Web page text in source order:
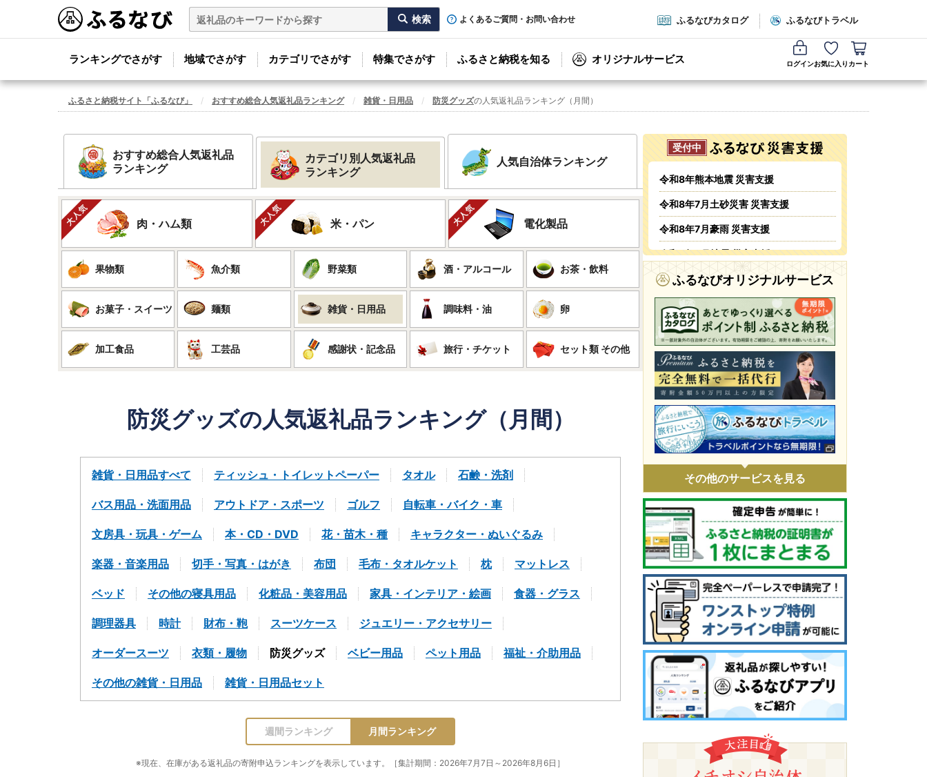
よくあるご質問・お問い合わせ ふるなびカタログ ふるなびトラベル
ランキングでさがす 地域でさがす カテゴリでさがす 特集でさがす ふるさと納税を知る オリジナルサービス ログインお気に入り カート
ふるさと納税サイト「ふるなび」 おすすめ総合人気返礼品ランキング 雑貨・日用品 防災グッズの人気返礼品ランキング（月間）
おすすめ総合人気返礼品
ランキング
カテゴリ別人気返礼品
ランキング
人気自治体ランキング
肉・ハム類 米・パン 電化製品
果物類 魚介類 野菜類 酒・アルコール お茶・飲料
お菓子・スイーツ 麺類 雑貨・日用品 調味料・油 卵
加工食品 工芸品 感謝状・記念品 旅行・チケット セット類 その他
防災グッズの人気返礼品ランキング（月間）
雑貨・日用品すべて ティッシュ・トイレットペーパー タオル 石鹸・洗剤
バス用品・洗面用品 アウトドア・スポーツ ゴルフ 自転車・バイク・車
文房具・玩具・ゲーム 本・CD・DVD 花・苗木・種 キャラクター・ぬいぐるみ
楽器・音楽用品 切手・写真・はがき 布団 毛布・タオルケット 枕 マットレス
ベッド その他の寝具用品 化粧品・美容用品 家具・インテリア・絵画 食器・グラス
調理器具 時計 財布・鞄 スーツケース ジュエリー・アクセサリー
オーダースーツ 衣類・履物 防災グッズ ベビー用品 ペット用品 福祉・介助用品
その他の雑貨・日用品 雑貨・日用品セット
週間ランキング 月間ランキング
※現在、在庫がある返礼品の寄附申込ランキングを表示しています。［集計期間：2026年7月7日～2026年8月6日］
令和8年熊本地震 災害支援
令和8年7月土砂災害 災害支援
令和8年7月豪雨 災害支援
令和8年6月地震 災害支援
令和8年6月火災 災害支援
令和8年5・6月台風・豪雨 災害支援
令和8年4月火災 災害支援
令和8年1月豪雪 災害支援
令和7年11月火災 災害支援
令和7年9・10月台風・豪雨 災害支援
令和7年 埼玉県白岡市役所火災に伴う支
援
令和7年1・2月豪雪 災害支援
令和6年9月能登豪雨 災害支援
令和6年能登半島地震 災害支援
ウクライナ情勢による人道支援
ふるなびオリジナルサービス
その他のサービスを見る